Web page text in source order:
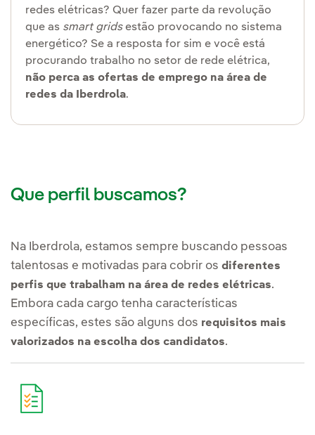
redes elétricas? Quer fazer parte da revolução
que as smart gridsestão provocando no sistema
energético? Se a resposta for sim e você está
procurando trabalho no setor de rede elétrica,
não perca as ofertas de emprego na área de
redes da Iberdrola.
Que perfil buscamos?
Na Iberdrola, estamos sempre buscando pessoas
talentosas e motivadas para cobrir os diferentes
perfis que trabalham na área de redes elétricas.
Embora cada cargo tenha características
específicas, estes são alguns dos requisitos mais
valorizados na escolha dos candidatos.